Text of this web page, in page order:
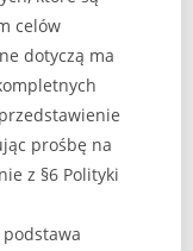
celów
dotyczą ma
prośbę na
z §6 Polityki